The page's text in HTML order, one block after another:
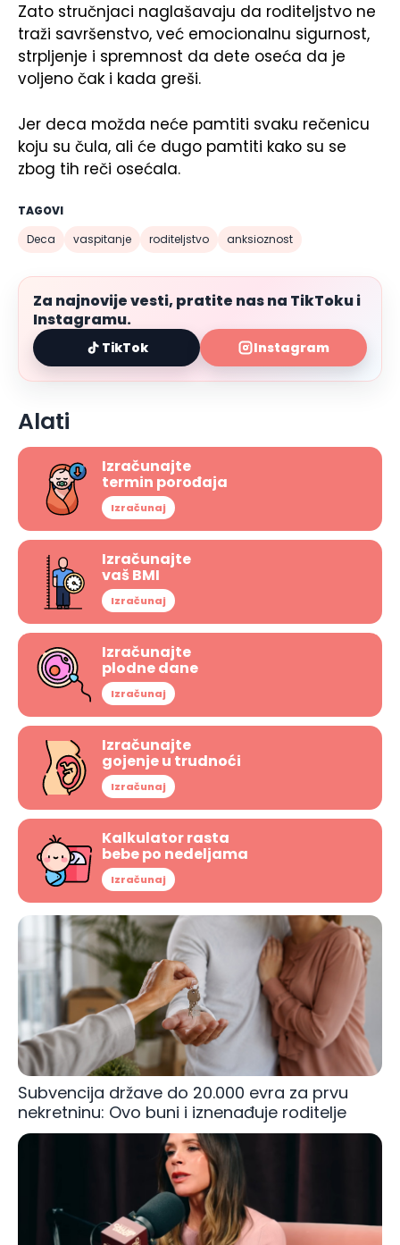
Zato stručnjaci naglašavaju da roditeljstvo ne
traži savršenstvo, već emocionalnu sigurnost,
strpljenje i spremnost da dete oseća da je
voljeno čak i kada greši.
Jer deca možda neće pamtiti svaku rečenicu
koju su čula, ali će dugo pamtiti kako su se
zbog tih reči osećala.
TAGOVI
Deca
vaspitanje roditeljstvo anksioznost
Za najnovije vesti, pratite nas na TikToku i
Instagramu.
TikTok Instagram
Alati
Izračunajte
termin porođaja
Izračunaj
Izračunajte
vaš BMI
Izračunaj
Izračunajte
plodne dane
Izračunaj
Izračunajte
gojenje u trudnoći
Izračunaj
Kalkulator rasta
bebe po nedeljama
Izračunaj
Subvencija države do 20.000 evra za prvu
nekretninu: Ovo buni i iznenađuje roditelje